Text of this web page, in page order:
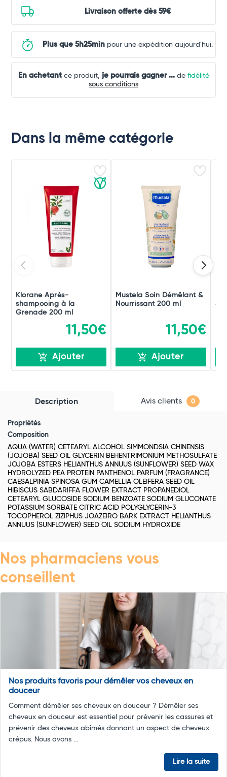
Livraison offerte dès 59€
Plus que 5h25min pour une expédition aujourd'hui.
En achetantce produit, je pourrais gagner ...de fidélité
sous conditions
Dans la même catégorie
Klorane Après-
shampooing à la
Grenade 200 ml
11,50€
Ajouter
Mustela Soin Démêlant &
Nourrissant 200 ml
11,50€
Ajouter
Description Avis clients 0
Propriétés
Composition
AQUA (WATER) CETEARYL ALCOHOL SIMMONDSIA CHINENSIS
(JOJOBA) SEED OIL GLYCERIN BEHENTRIMONIUM METHOSULFATE
JOJOBA ESTERS HELIANTHUS ANNUUS (SUNFLOWER) SEED WAX
HYDROLYZED PEA PROTEIN PANTHENOL PARFUM (FRAGRANCE)
CAESALPINIA SPINOSA GUM CAMELLIA OLEIFERA SEED OIL
HIBISCUS SABDARIFFA FLOWER EXTRACT PROPANEDIOL
CETEARYL GLUCOSIDE SODIUM BENZOATE SODIUM GLUCONATE
POTASSIUM SORBATE CITRIC ACID POLYGLYCERIN-3
TOCOPHEROL ZIZIPHUS JOAZEIRO BARK EXTRACT HELIANTHUS
ANNUUS (SUNFLOWER) SEED OIL SODIUM HYDROXIDE
Nos pharmaciens vous
conseillent
Nos produits favoris pour démêler vos cheveux en
douceur
Comment démêler ses cheveux en douceur ? Démêler ses
cheveux en douceur est essentiel pour prévenir les cassures et
prévenir des cheveux abîmés donnant un aspect de cheveux
crépus. Nous avons ...
Lire la suite